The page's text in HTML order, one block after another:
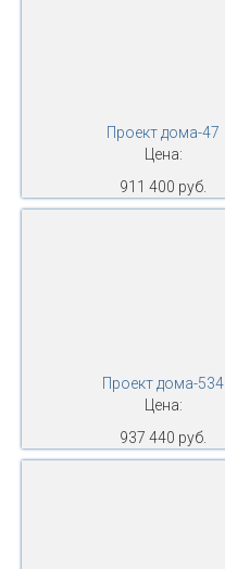
Проект дома-47
Цена:
911 400 руб.
Проект дома-534
Цена:
937 440 руб.